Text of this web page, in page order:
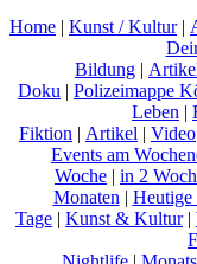
Home | Kunst / Kultur|
Bildung |
Doku | Polizeimappe
Leben |
Fiktion | Artikel | Video
Events am
Woche | in 2
Monaten | Heutige
Tage | Kunst & Kultur|